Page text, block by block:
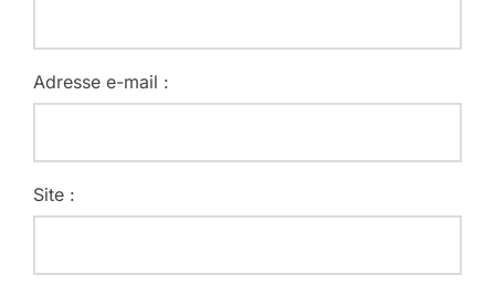
Adresse e-mail :
Site :